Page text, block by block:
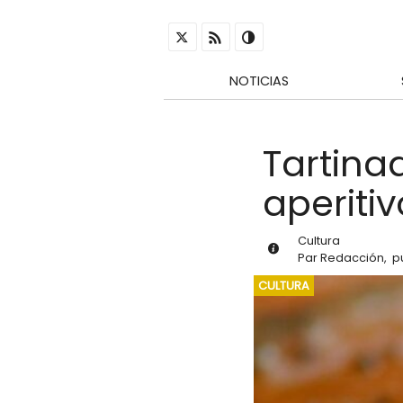
NOTICIAS
Cultura
ParRedacción,
CULTURA